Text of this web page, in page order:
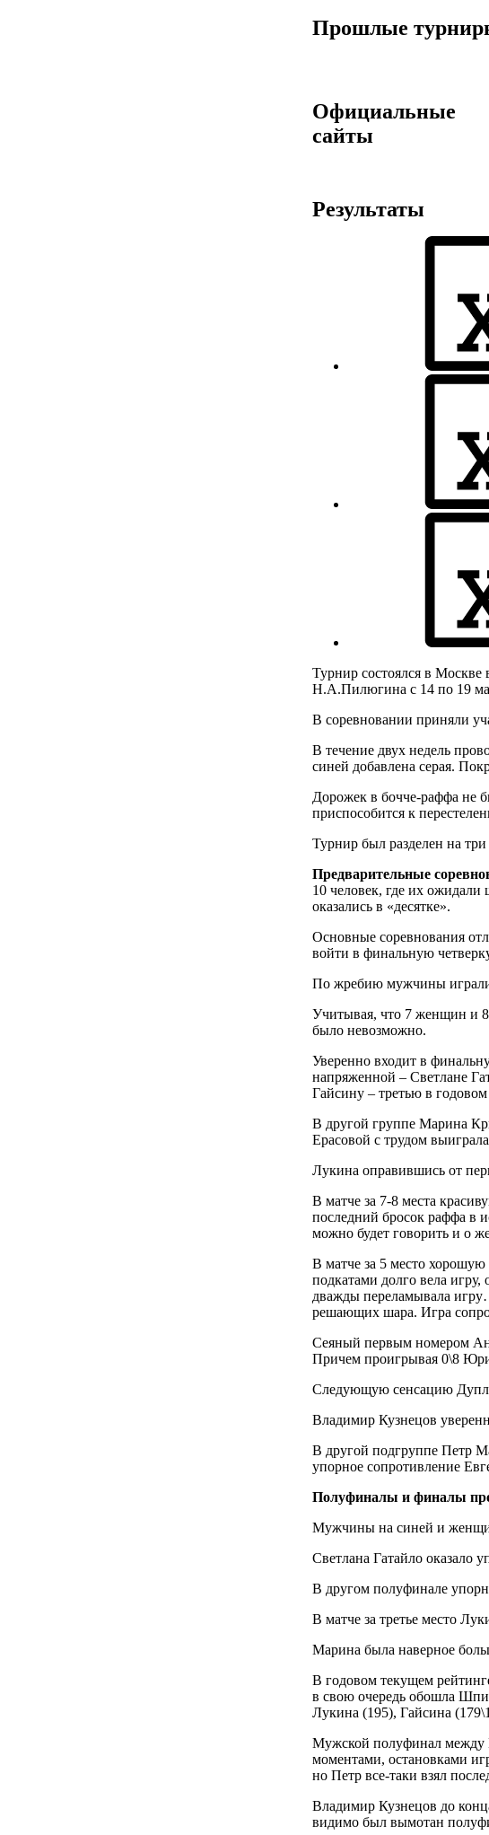
Прошлые
Официальные
сайты
Результаты
Турнир состоялся в Москве
Н.А.Пилюгина с 14 по 19
В соревновании приняли
В течение двух недель
синей добавлена серая.
Дорожек в бочче-раффа не
приспособится к
Турнир был разделен на
Предварительные
10 человек, где их ожидали
оказались в «десятке».
Основные соревнования
войти в финальную
По жребию мужчины играли
Учитывая, что 7 женщин и 8
было невозможно.
Уверенно входит в
напряженной – Светлане
Гайсину – третью в
В другой группе Марина
Ерасовой с трудом
Лукина оправившись от
В матче за 7-8 места
последний бросок раффа в
можно будет говорить и о
В матче за 5 место
подкатами долго вела
дважды переламывала
решающих шара. Игра
Сеяный первым номером
Причем проигрывая 0\8
Следующую сенсацию
Владимир Кузнецов
В другой подгруппе Петр
упорное сопротивление
Полуфиналы и финалы
Мужчины на синей и
Светлана Гатайло оказало
В другом полуфинале
В матче за третье место
Марина была наверное
В годовом текущем
в свою очередь обошла
Лукина (195), Гайсина
Мужской полуфинал между
моментами, остановками
но Петр все-таки взял
Владимир Кузнецов до
видимо был вымотан